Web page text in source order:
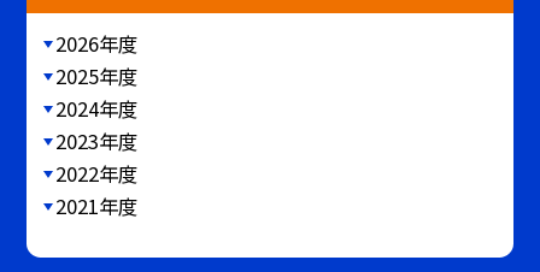
2026年度
2025年度
2024年度
2023年度
2022年度
2021年度